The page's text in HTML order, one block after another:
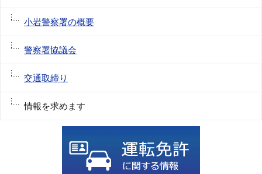
小岩警察署の概要
警察署協議会
交通取締り
情報を求めます